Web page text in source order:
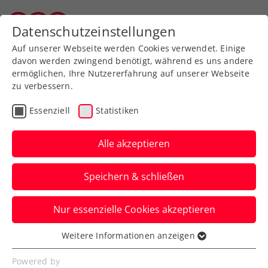
Zurück zur Newsübersicht
ATP
ATP Rom: Ofner schlägt
sich gegen Sinner wacker
Dennoch kommt für Österreichs Nummer
eins im Foro Italico in zwei Sätzen das
Verfasst von: Manuel Wachta, 09.05.2026
Datenschutzeinstellungen
Auf unserer Webseite werden Cookies verwendet. Einige
davon werden zwingend benötigt, während es uns andere
ermöglichen, Ihre Nutzererfahrung auf unserer Webseite
zu verbessern.
Essenziell Statistiken
Alle akzeptieren
Speichern & schließen
Nur essenzielle Cookies akzeptieren
Essenziell
Essenzielle Cookies werden für grundlegende
Weitere Informationen anzeigen
Powered by